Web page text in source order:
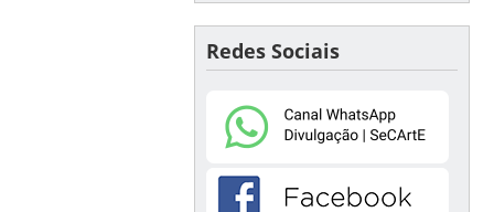
Redes Sociais